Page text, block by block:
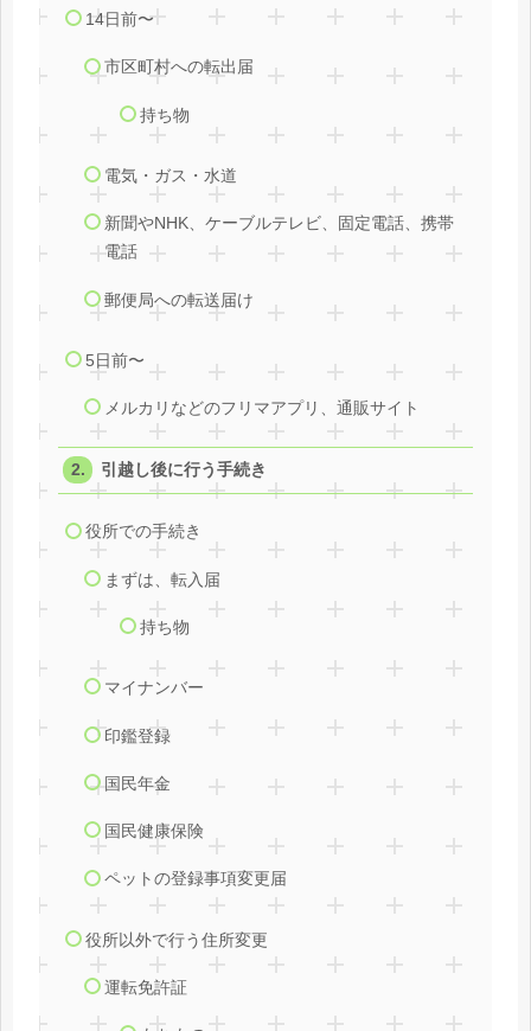
14日前〜
市区町村への転出届
持ち物
電気・ガス・水道
新聞やNHK、ケーブルテレビ、固定電話、携帯
電話
郵便局への転送届け
5日前〜
メルカリなどのフリマアプリ、通販サイト
引越し後に行う手続き
役所での手続き
まずは、転入届
持ち物
マイナンバー
印鑑登録
国民年金
国民健康保険
ペットの登録事項変更届
役所以外で行う住所変更
運転免許証